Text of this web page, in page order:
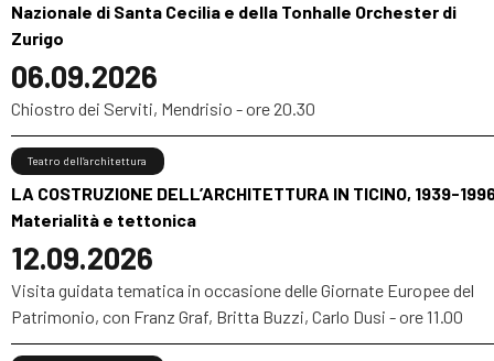
Nazionale di Santa Cecilia e della Tonhalle Orchester di
Zurigo
06.09.2026
Chiostro dei Serviti, Mendrisio - ore 20.30
LA COSTRUZIONE DELL’ARCHITETTURA IN TICINO, 1939-
Materialità e tettonica
12.09.2026
Teatro dell’architettura
Visita guidata tematica in occasione delle Giornate Europee del
Patrimonio, con Franz Graf, Britta Buzzi, Carlo Dusi - ore 11.00